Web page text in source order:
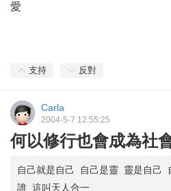
愛
支持 反對
Carla
2004-5-7 12:55:25
何以修行也會成為社
自己就是自己 自己是靈 靈是自己
誰 這叫天人合一